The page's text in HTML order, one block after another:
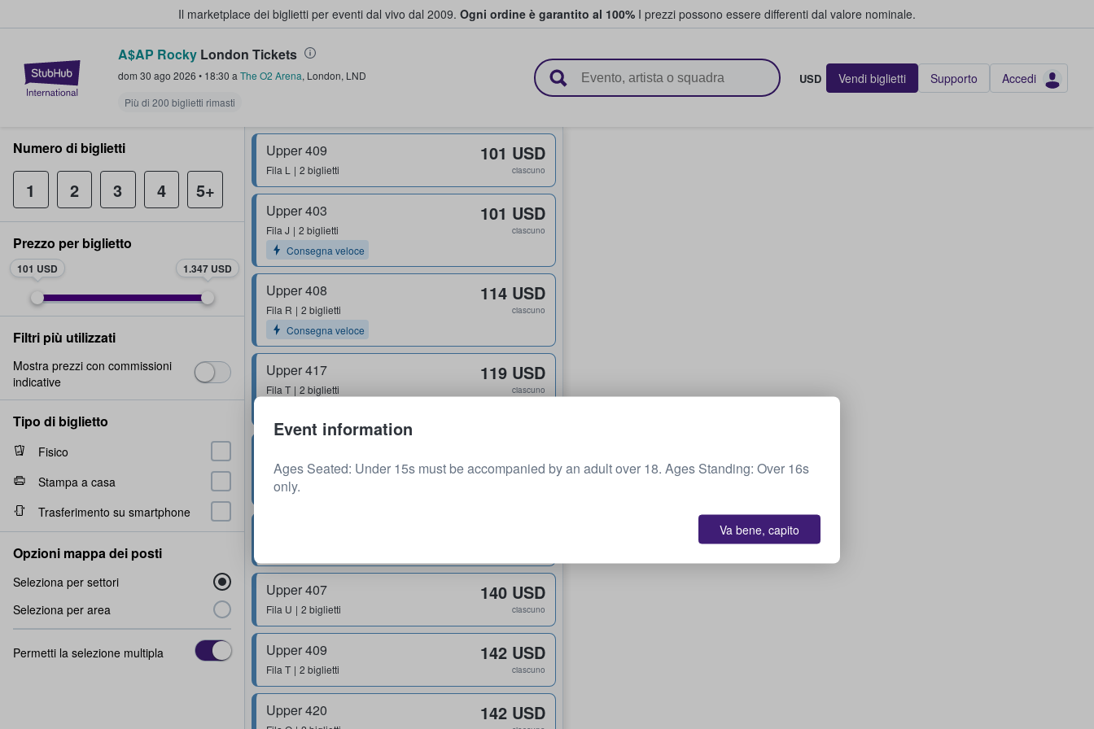
Il marketplace dei biglietti per eventi dal vivo dal 2009. Ogni ordine è garantito al 100% I prezzi possono essere differenti dal valore nominale.
StubHub - Dove i fan comprano e vendono biglietti
A$AP Rocky London Tickets
dom 30 ago 2026 • 18:30 a The O2 Arena, London, LND
Più di 200 biglietti rimasti
USD Vendi biglietti Supporto Accedi
Upper 409
Fila L 2 biglietti
101 USD
ciascuno
Upper 403
Fila J
2 biglietti
Consegna veloce
101 USD
ciascuno
Upper 408
Fila R
2 biglietti
Consegna veloce
114 USD
ciascuno
Upper 417
Fila T 2 biglietti
119 USD
ciascuno
Fila J 1 - 6 biglietti ciascuno
Upper 407
Fila U 2 biglietti
140 USD
ciascuno
Upper 409
Fila T 2 biglietti
142 USD
ciascuno
Upper 420 142 USD
Numero di biglietti
1 2 3 4 5+
Prezzo per biglietto
101 USD 1.347 USD
Filtri più utilizzati
Mostra prezzi con commissioni
indicative
Tipo di biglietto
Fisico
Stampa a casa
Trasferimento su smartphone
Opzioni mappa dei posti
Seleziona per settori
Seleziona per area
Permetti la selezione multipla
Event information
Ages Seated: Under 15s must be accompanied by an adult over 18. Ages Standing: Over 16s
only.
Va bene, capito